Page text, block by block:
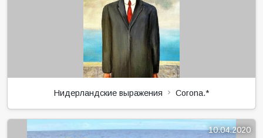
Нидерландские выражения Corona.*
10.04.2020